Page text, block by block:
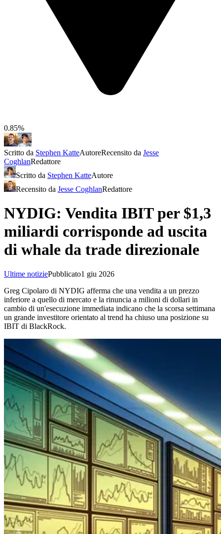
0.85%
Scritto da Stephen KatteAutoreRecensito da Jesse
CoghlanRedattore
Scritto da Stephen KatteAutore
Recensito da Jesse CoghlanRedattore
NYDIG: Vendita IBIT per $1,3
miliardi corrisponde ad uscita
di whale da trade direzionale
Ultime notiziePubblicato1 giu 2026
Greg Cipolaro di NYDIG afferma che una vendita a un prezzo
inferiore a quello di mercato e la rinuncia a milioni di dollari in
cambio di un'esecuzione immediata indicano che la scorsa settimana
un grande investitore orientato al trend ha chiuso una posizione su
IBIT di BlackRock.